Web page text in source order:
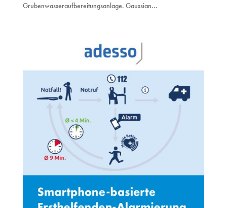
Grubenwasseraufbereitungsanlage. Gaussian...